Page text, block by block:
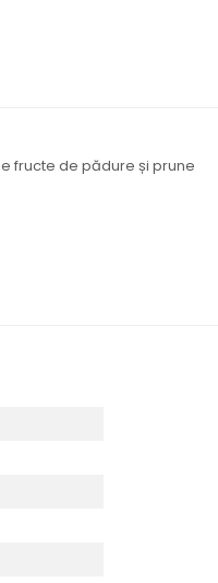
fructe de pădure și prune